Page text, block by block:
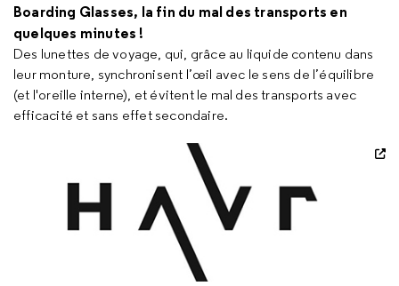
Boarding Glasses, la fin du mal des transports en
quelques minutes !
Des lunettes de voyage, qui, grâce au liquide contenu dans
leur monture, synchronisent l’œil avec le sens de l’équilibre
(et l'oreille interne), et évitent le mal des transports avec
efficacité et sans effet secondaire.